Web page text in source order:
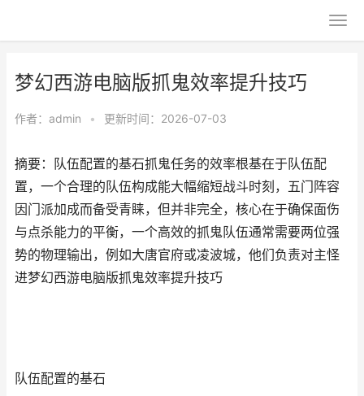
梦幻西游电脑版抓鬼效率提升技巧
作者： admin • 更新时间：2026-07-03
摘要：队伍配置的基石抓鬼任务的效率根基在于队伍配
置，一个合理的队伍构成能大幅缩短战斗时刻，五门阵容
因门派加成而备受青睐，但并非完全，核心在于确保面伤
与点杀能力的平衡，一个高效的抓鬼队伍通常需要两位强
势的物理输出，例如大唐官府或凌波城，他们负责对主怪
进梦幻西游电脑版抓鬼效率提升技巧
队伍配置的基石